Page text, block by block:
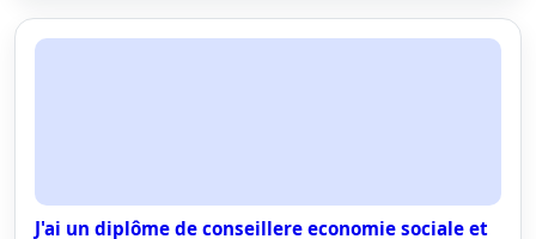
J'ai un diplôme de conseillere economie sociale et